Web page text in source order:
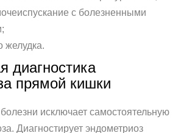
с болезненными
желудка.
диагностика
прямой кишки
исключает самостоятельную
Диагностирует эндометриоз